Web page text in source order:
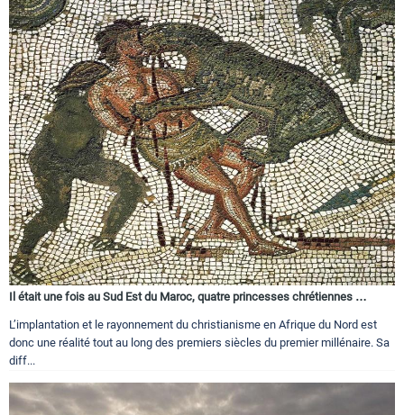
Il était une fois au Sud Est du Maroc, quatre princesses chrétiennes …
L’implantation et le rayonnement du christianisme en Afrique du Nord est
donc une réalité tout au long des premiers siècles du premier millénaire. Sa
diff...